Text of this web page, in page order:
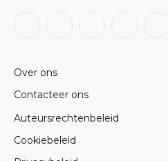
Over ons
Contacteer ons
Auteursrechtenbeleid
Cookiebeleid